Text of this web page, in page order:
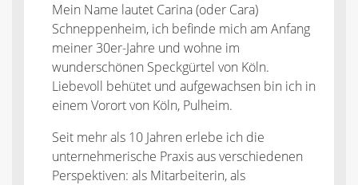
Mein Name lautet Carina (oder Cara)
Schneppenheim, ich befinde mich am Anfang
meiner 30er-Jahre und wohne im
wunderschönen Speckgürtel von Köln.
Liebevoll behütet und aufgewachsen bin ich in
einem Vorort von Köln, Pulheim.
Seit mehr als 10 Jahren erlebe ich die
unternehmerische Praxis aus verschiedenen
Perspektiven: als Mitarbeiterin, als